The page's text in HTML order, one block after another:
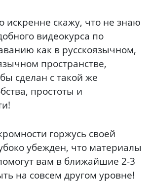
искренне скажу, что не знаю
видеокурса по
как в русскоязычном,
пространстве,
сделан с такой же
простоты и
горжусь своей
убежден, что материалы
вам в ближайшие 2-3
на совсем другом уровне!